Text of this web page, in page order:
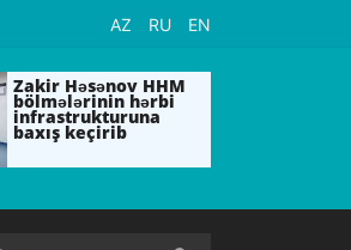
AZ RU EN
Zakir Həsənov HHM
bölmələrinin hərbi
infrastrukturuna
baxış keçirib